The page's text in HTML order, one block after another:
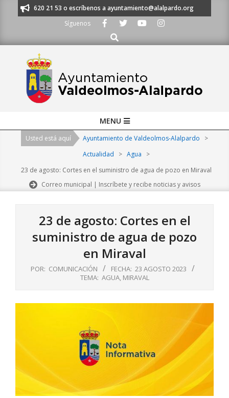
al 91 620 21 53 o escríbenos a ayuntamiento@alalpardo.org
Síguenos
Buscar
Navigation
MENU
Usted está aquí Ayuntamiento de Valdeolmos-Alalpardo
>
Actualidad
> Agua
>
23 de agosto: Cortes en el suministro de agua de pozo en Miraval
Correo municipal | Inscríbete y recibe noticias y avisos
23 de agosto: Cortes en el
suministro de agua de pozo
en Miraval
POR: COMUNICACIÓN FECHA: 23 AGOSTO 2023
TEMA: AGUA, MIRAVAL